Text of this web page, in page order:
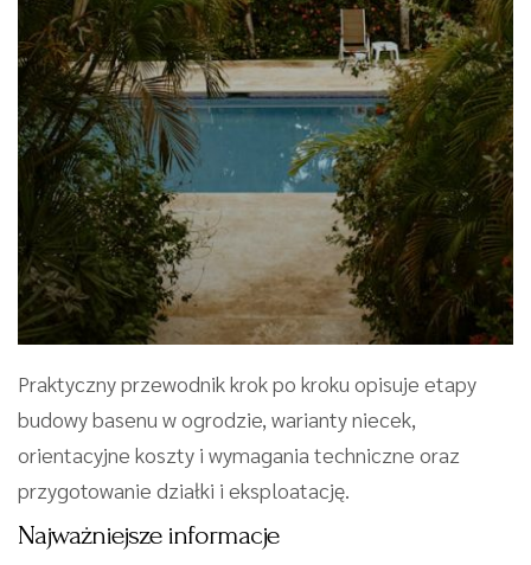
Praktyczny przewodnik krok po kroku opisuje etapy
budowy basenu w ogrodzie, warianty niecek,
orientacyjne koszty i wymagania techniczne oraz
przygotowanie działki i eksploatację.
Najważniejsze informacje